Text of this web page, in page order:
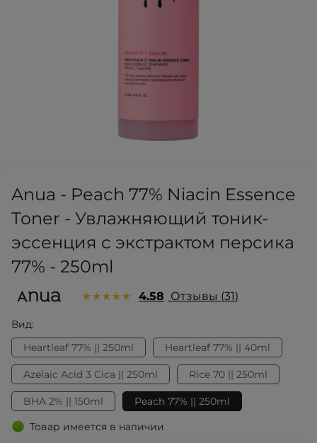
Anua - Peach 77% Niacin Essence
Toner - Увлажняющий тоник-
эссенция с экстрактом персика
77% - 250ml
4.58 Отзывы 31
Вид:
Heartleaf 77% || 250ml
Heartleaf 77% || 40ml
Azelaic Acid 3 Cica || 250ml Rice 70 || 250ml
BHA 2% || 150ml
Peach 77% || 250ml
Товар имеется в наличии